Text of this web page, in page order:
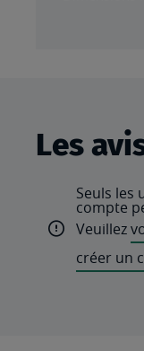
Les
Seuls les
compte
Veuillez
créer un